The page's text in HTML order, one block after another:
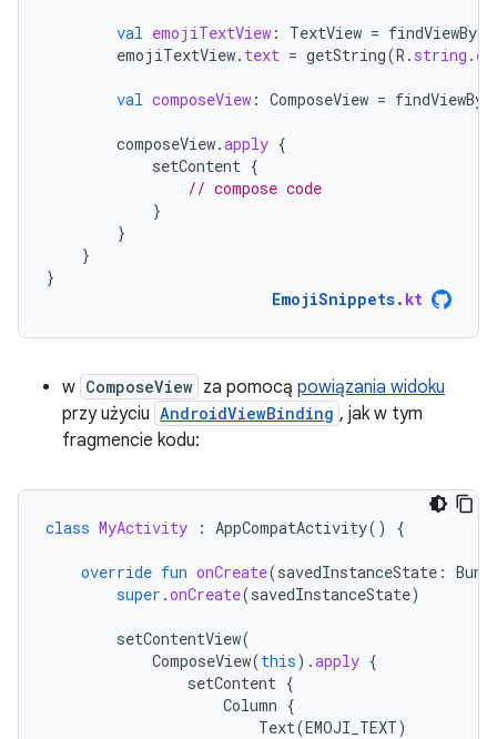
val emojiTextView : TextView = findViewById
emojiTextView. text = getString(R . string .
val composeView : ComposeView =
composeView.apply {
setContent {
// compose code
}
}
}
}
EmojiSnippets. kt
w ComposeView za pomocą powiązania widoku
przy użyciu AndroidViewBinding , jak w tym
fragmencie kodu:
class MyActivity : AppCompatActivity() {
override fun onCreate(savedInstanceState :
super .onCreate(savedInstanceState)
setContentView(
ComposeView(this).apply {
setContent {
Column {
Text(EMOJI_TEXT)